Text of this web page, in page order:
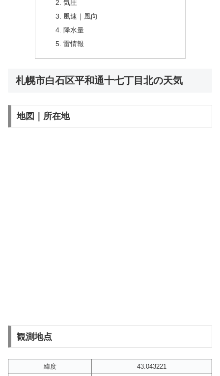
気圧
風速｜風向
降水量
雷情報
札幌市白石区平和通十七丁目北の天気
地図｜所在地
観測地点
緯度 43.043221